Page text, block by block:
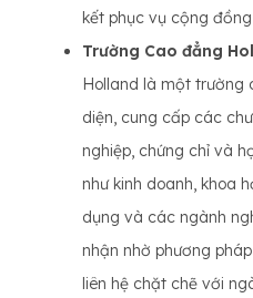
kết phục vụ cộng
Trường Cao đẳng
Holland là một trường
diện, cung cấp các
nghiệp, chứng chỉ và
như kinh doanh, khoa
dụng và các ngành
nhận nhờ phương
liên hệ chặt chẽ với